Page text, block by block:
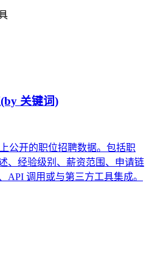
关键词)
公开的职位招聘数据。包括职
、经验级别、薪资范围、申请链
API 调用或与第三方工具集成。